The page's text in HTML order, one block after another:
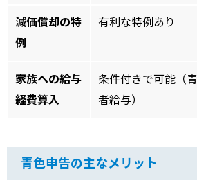
減価償却の特
例
有利な特例あり
家族への給与
経費算入
条件付きで可能（
者給与）
青色申告の主なメリット